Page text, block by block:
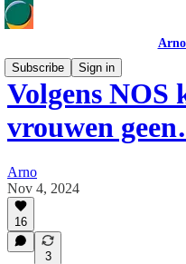
Subscribe
Sign in
Volgens NOS
vrouwen
Arno
Nov 4, 2024
16
3